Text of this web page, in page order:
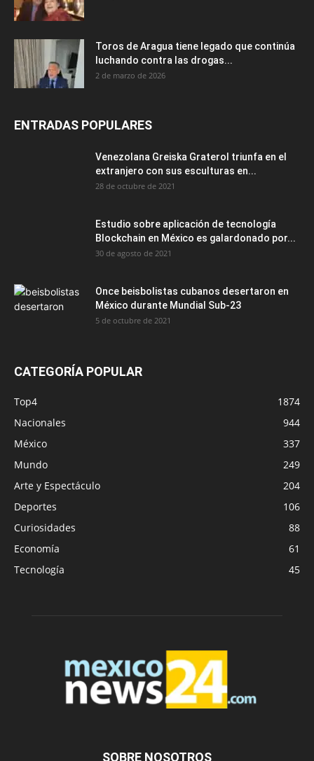
Toros de Aragua tiene legado que continúa
luchando contra las drogas...
2 de marzo de 2026
ENTRADAS POPULARES
Venezolana Greiska Graterol triunfa en el
extranjero con sus esculturas en...
28 de octubre de 2021
Estudio sobre aplicación de tecnología
Blockchain en México es galardonado por...
30 de agosto de 2021
Once beisbolistas cubanos desertaron en
México durante Mundial Sub-23
5 de octubre de 2021
CATEGORÍA POPULAR
Top4
1874
Nacionales
944
México
337
Mundo
249
Arte y Espectáculo
204
Deportes
106
Curiosidades
88
Economía
61
Tecnología
45
SOBRE NOSOTROS